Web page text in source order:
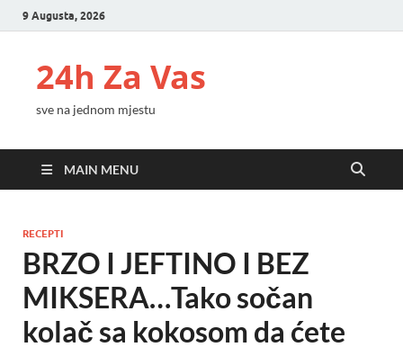
9 Augusta, 2026
24h Za Vas
sve na jednom mjestu
MAIN MENU
RECEPTI
BRZO I JEFTINO I BEZ
MIKSERA…Tako sočan
kolač sa kokosom da ćete